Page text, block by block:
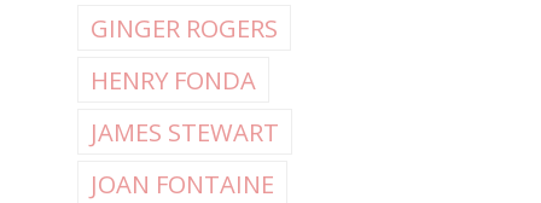
GINGER ROGERS
HENRY FONDA
JAMES STEWART
JOAN FONTAINE